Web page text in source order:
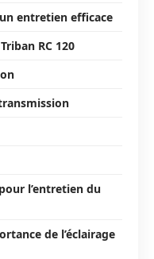
entretien efficace
RC 120
l’entretien du
de l’éclairage